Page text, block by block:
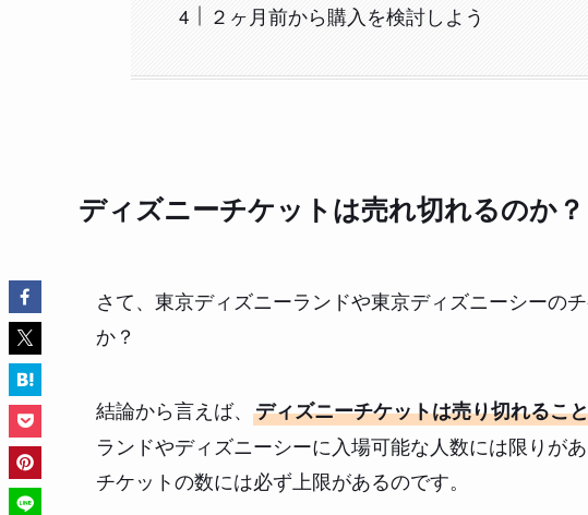
２ヶ月前から購入を検討しよう
ディズニーチケットは売れ切れるのか？
さて、東京ディズニーランドや東京ディズニーシーの
か？
結論から言えば、 ディズニーチケットは売り切れるこ
ランドやディズニーシーに入場可能な人数には限りが
チケットの数には必ず上限があるのです。